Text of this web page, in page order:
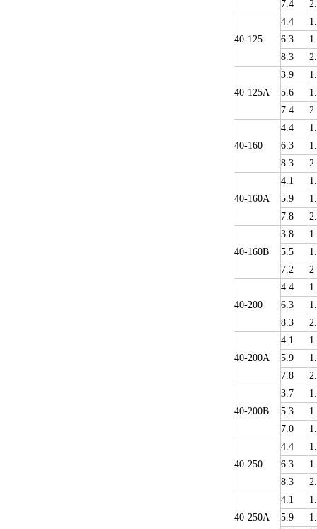
7.4
40-125
4.4
6.3
8.3
40-125A
3.9
5.6
7.4
40-160
4.4
6.3
8.3
40-160A
4.1
5.9
7.8
40-160B
3.8
5.5
7.2
2
40-200
4.4
6.3
8.3
40-200A
4.1
5.9
7.8
40-200B
3.7
5.3
7.0
40-250
4.4
6.3
8.3
40-250A
4.1
5.9